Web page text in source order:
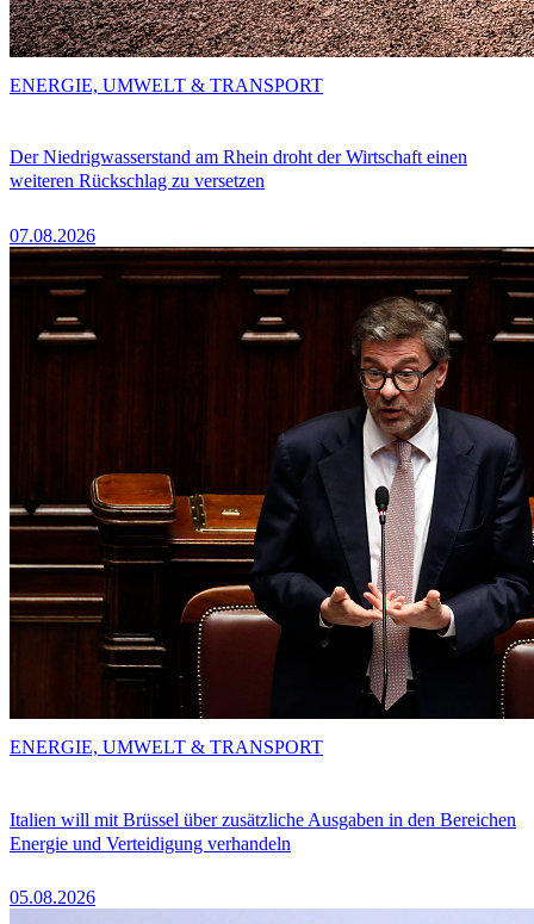
Der Niedrigwasserstand am Rhein droht der Wirtschaft einen
weiteren Rückschlag zu versetzen
07.08.2026
ENERGIE, UMWELT & TRANSPORT
Italien will mit Brüssel über zusätzliche Ausgaben in den Bereichen
Energie und Verteidigung verhandeln
05.08.2026
ENERGIE, UMWELT & TRANSPORT